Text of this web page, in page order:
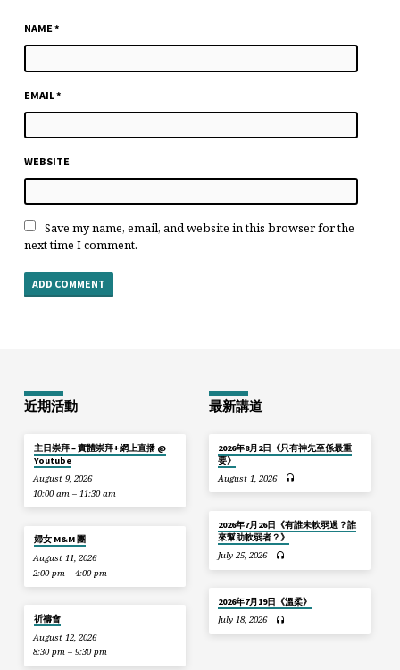
NAME*
EMAIL*
WEBSITE
Save my name, email, and website in this browser for the
next time I comment.
近期活動
主日崇拜 – 實體崇拜+網上直播 @
Youtube
August 9, 2026
10:00 am – 11:30 am
婦女 M&M 團
August 11, 2026
2:00 pm – 4:00 pm
祈禱會
August 12, 2026
8:30 pm – 9:30 pm
最新講道
2026年8月2日《只有神先至係最重
要》
August 1, 2026
2026年7月26日《有誰未軟弱過？誰
來幫助軟弱者？》
July 25, 2026
2026年7月19日《溫柔》
July 18, 2026